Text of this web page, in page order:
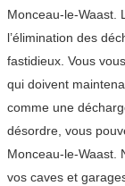
Monceau-le-Waast.
l’élimination des
fastidieux. Vous
qui doivent
comme une
désordre, vous
Monceau-le-Waast.
vos caves et